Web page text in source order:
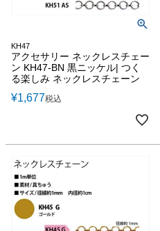
KH47
アクセサリー ネックレスチェー
ン KH47-BN 黒ニッケル| つく
る楽しみ ネックレスチェーン
¥1,677税込